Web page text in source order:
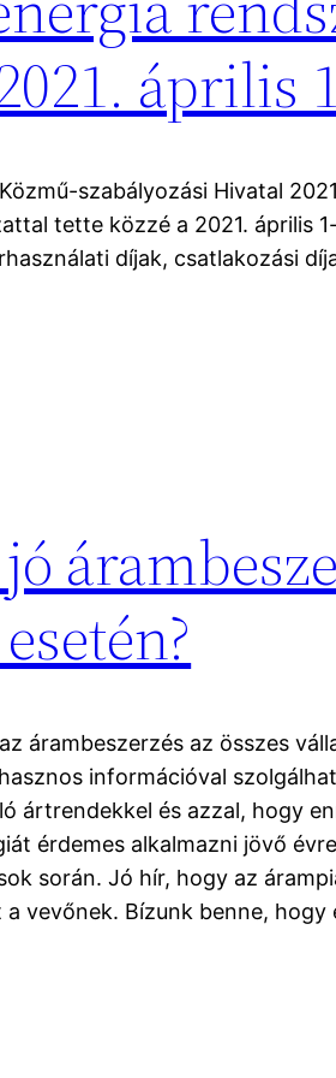
április
szabályozási Hivatal
tette közzé a 2021. április
díjak, csatlakozási
árambeszerzés az összes
információval
ártrendekkel és azzal, hogy
érdemes alkalmazni jövő
során. Jó hír, hogy az
vevőnek. Bízunk benne, hogy